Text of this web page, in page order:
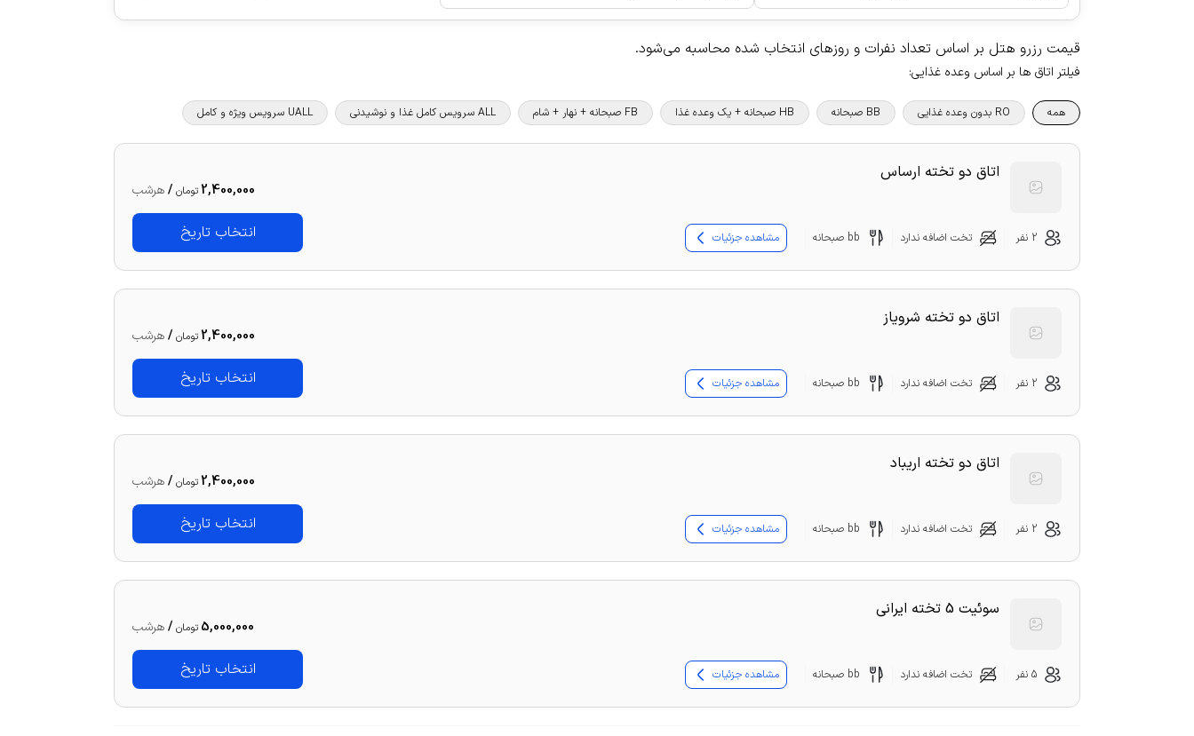
قیمت رزرو هتل بر اساس تعداد نفرات و روزهای انتخاب شده محاسبه می‌شود.
فیلتر اتاق ها بر اساس وعده غذایی:
همه RO بدون وعده غذایی BB صبحانه HB صبحانه + یک وعده غذا FB صبحانه + نهار + شام ALL سرویس کامل غذا و نوشیدنی UALL سرویس ویژه و کامل
اتاق دو تخته ارساس
2,400,000تومان /هرشب
انتخاب تاریخ 2 نفر تخت اضافه ندارد bb صبحانه مشاهده جزئیات
اتاق دو تخته شرویاز
2,400,000تومان /هرشب
انتخاب تاریخ 2 نفر تخت اضافه ندارد bb صبحانه مشاهده جزئیات
اتاق دو تخته اریباد
2,400,000تومان /هرشب
انتخاب تاریخ 2 نفر تخت اضافه ندارد bb صبحانه مشاهده جزئیات
سوئیت 5 تخته ایرانی
5,000,000 تومان /هرشب
انتخاب تاریخ 5 نفر تخت اضافه ندارد bb صبحانه مشاهده جزئیات